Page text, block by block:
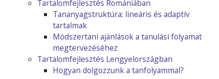
Tartalomfejlesztés Romániában
Tananyagstruktúra: lineáris és adaptív
tartalmak
Módszertani ajánlások a tanulási folyamat
megtervezéséhez
Tartalomfejlesztés Lengyelországban
Hogyan dolgozzunk a tanfolyammal?